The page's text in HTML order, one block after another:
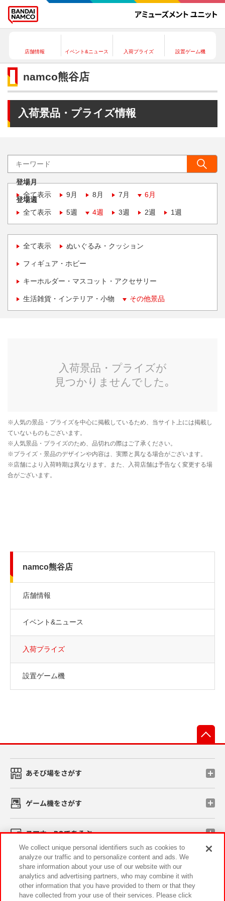
店舗情報 イベント&ニュース 入荷プライズ 設置ゲーム機
namco熊谷店
入荷景品・プライズ情報
登場月
全て表示
9月 8月 7月 6月
登場週
全て表示
5週 4週 3週 2週 1週
全て表示 ぬいぐるみ・クッション
フィギュア・ホビー
キーホルダー・マスコット・アクセサリー
生活雑貨・インテリア・小物 その他景品
namco熊谷店
店舗情報
イベント&ニュース
入荷プライズ
設置ゲーム機
あそび場をさがす
ゲーム機をさがす
スマホ・PCであそぶ
イベント・キャンペーン
We collect unique personal identifiers such as cookies to
analyze our traffic and to personalize content and ads. We
share information about your use of our website with our
analytics and advertising partners, who may combine it with
other information that you have provided to them or that they
have collected from your use of their services. Please click